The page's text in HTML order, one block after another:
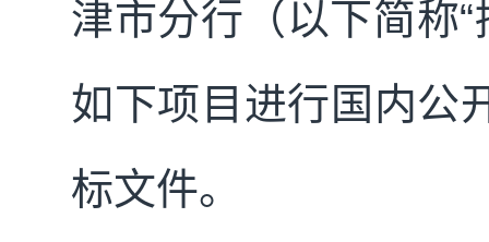
津市分行 （以下简称“
如下项目进行国内公
标文件。